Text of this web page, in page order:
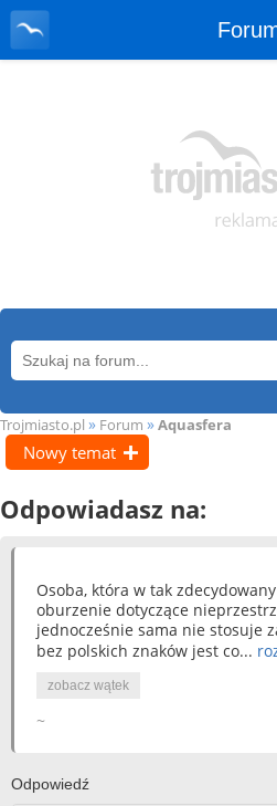
Trojmiasto.pl » Forum » Aquasfera
Nowy temat
Odpowiadasz na:
Osoba, która w tak
oburzenie dotyczące
jednocześnie sama nie stosuje
bez polskich znaków jest co...
zobacz wątek
~
Odpowiedź